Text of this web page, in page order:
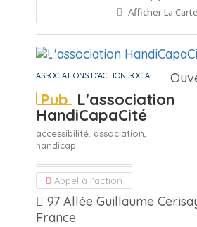
Afficher La Carte
ASSOCIATIONS D’ACTION SOCIALE
Pub L'association
HandiCapaCité
accessibilité, association,
handicap
Appel à l'action
97 Allée Guillaume
France